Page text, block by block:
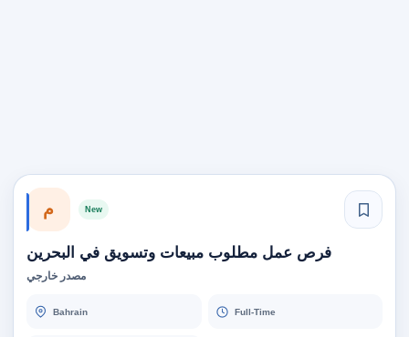
م New
فرص عمل مطلوب مبيعات وتسويق في البحرين
مصدر خارجي
Bahrain Full-Time